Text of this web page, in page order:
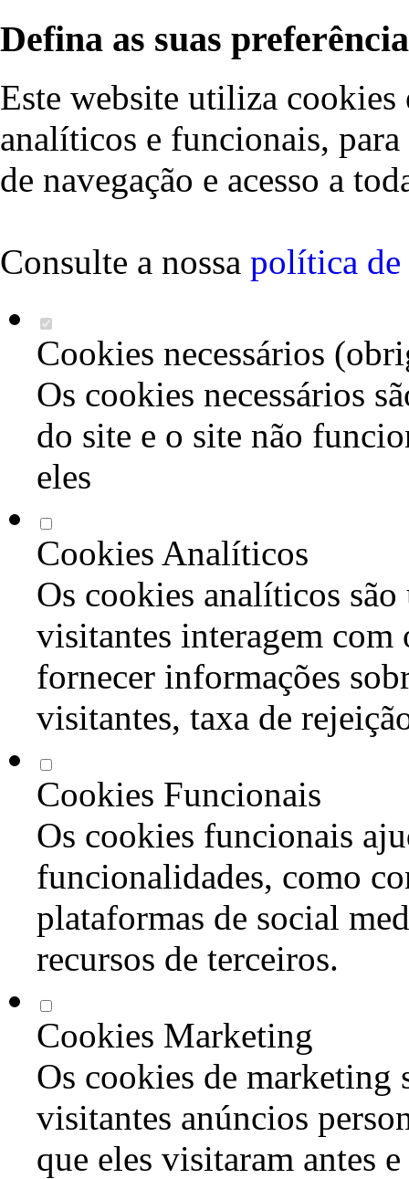
Defina as suas
Este website utiliza cookies
analíticos e funcionais,
de navegação e acesso a
Consulte a nossa política de
Cookies necessários
Os cookies necessários
do site e o site não
eles
Cookies Analíticos
Os cookies analíticos são
visitantes interagem com
fornecer informações
visitantes, taxa de
Cookies Funcionais
Os cookies funcionais
funcionalidades, como
plataformas de social
recursos de terceiros.
Cookies Marketing
Os cookies de marketing
visitantes anúncios
que eles visitaram antes